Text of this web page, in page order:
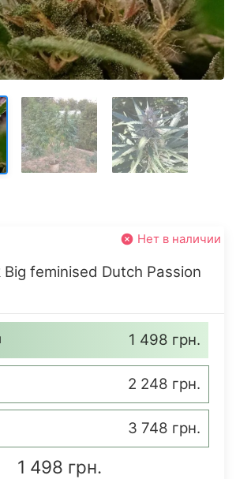
Нет в наличии
Big feminised Dutch Passion
1 498 грн.
2 248 грн.
3 748 грн.
1 498 грн.